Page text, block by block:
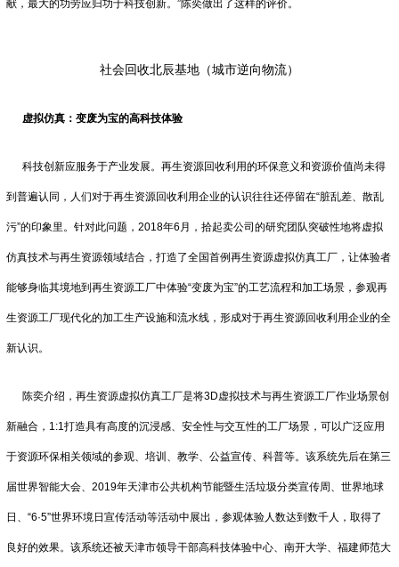
献，最大的功劳应归功于科技创新。”陈奕做出了这样的评价。
社会回收北辰基地（城市逆向物流）
虚拟仿真：变废为宝的高科技体验
科技创新应服务于产业发展。再生资源回收利用的环保意义和资源价值尚未得
到普遍认同，人们对于再生资源回收利用企业的认识往往还停留在“脏乱差、散乱
污”的印象里。针对此问题，2018年6月，拾起卖公司的研究团队突破性地将虚拟
仿真技术与再生资源领域结合，打造了全国首例再生资源虚拟仿真工厂，让体验者
能够身临其境地到再生资源工厂中体验“变废为宝”的工艺流程和加工场景，参观再
生资源工厂现代化的加工生产设施和流水线，形成对于再生资源回收利用企业的全
新认识。
陈奕介绍，再生资源虚拟仿真工厂是将3D虚拟技术与再生资源工厂作业场景创
新融合，1:1打造具有高度的沉浸感、安全性与交互性的工厂场景，可以广泛应用
于资源环保相关领域的参观、培训、教学、公益宣传、科普等。该系统先后在第三
届世界智能大会、2019年天津市公共机构节能暨生活垃圾分类宣传周、世界地球
日、“6·5”世界环境日宣传活动等活动中展出，参观体验人数达到数千人，取得了
良好的效果。该系统还被天津市领导干部高科技体验中心、南开大学、福建师范大